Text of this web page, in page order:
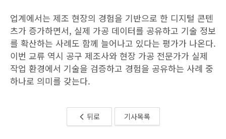
업계에서는 제조 현장의 경험을 기반으로 한 디지털 콘텐
츠가 증가하면서, 실제 가공 데이터를 공유하고 기술 정보
를 확산하는 사례도 함께 늘어나고 있다는 평가가 나온다.
이번 교류 역시 공구 제조사와 현장 가공 전문가가 실제
작업 환경에서 기술을 검증하고 경험을 공유하는 사례 중
하나로 의미를 갖는다.
뒤로 기사목록